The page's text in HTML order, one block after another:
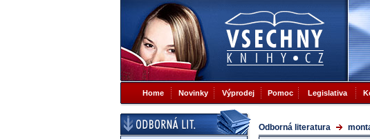
Home Novinky Výprodej Pomoc Legislativa
Odborná literatura